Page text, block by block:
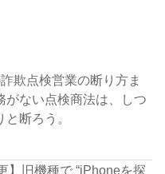
欺点検営業の断り方ま
がない点検商法は、しつ
断ろう。
】旧機種で “iPhoneを探